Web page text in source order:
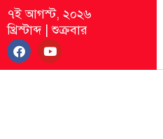
৭ই আগস্ট, ২০২৬
খ্রিস্টাব্দ|শুক্রবার